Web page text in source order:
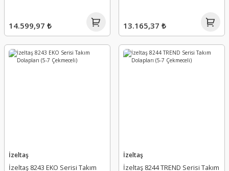
14.599,97 ₺ 13.165,37 ₺
İzeltaş
İzeltaş 8243 EKO Serisi Takım
İzeltaş
İzeltaş 8244 TREND Serisi Takım